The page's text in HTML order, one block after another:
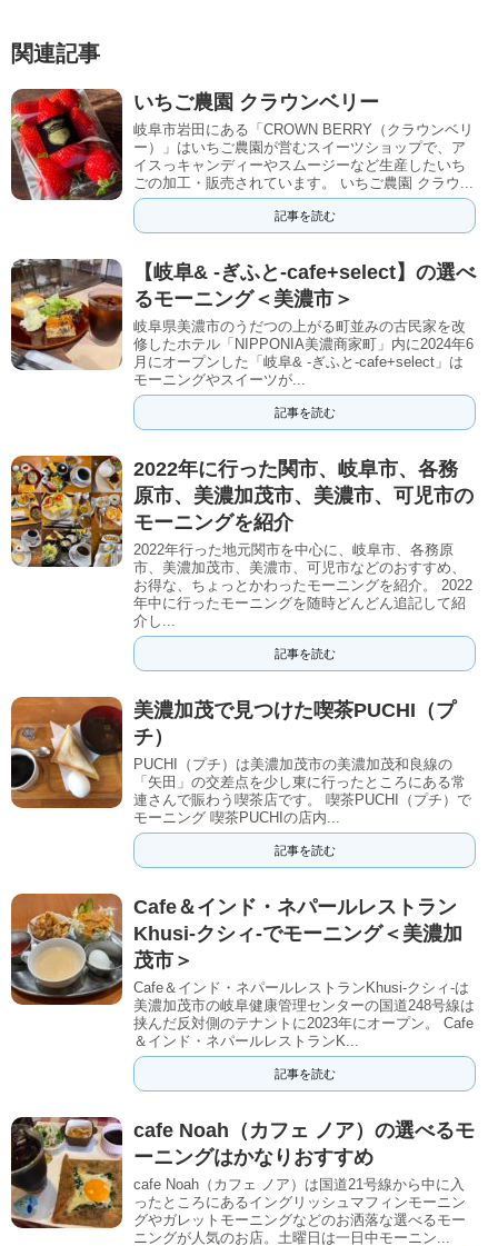
関連記事
いちご農園 クラウンベリー
岐阜市岩田にある「CROWN BERRY（クラウンベリ
ー）」はいちご農園が営むスイーツショップで、ア
イスっキャンディーやスムージーなど生産したいち
ごの加工・販売されています。 いちご農園 クラウ...
記事を読む
【岐阜& -ぎふと-cafe+select】の選べ
るモーニング＜美濃市＞
岐阜県美濃市のうだつの上がる町並みの古民家を改
修したホテル「NIPPONIA美濃商家町」内に2024年6
月にオープンした「岐阜& -ぎふと-cafe+select」は
モーニングやスイーツが...
記事を読む
2022年に行った関市、岐阜市、各務
原市、美濃加茂市、美濃市、可児市の
モーニングを紹介
2022年行った地元関市を中心に、岐阜市、各務原
市、美濃加茂市、美濃市、可児市などのおすすめ、
お得な、ちょっとかわったモーニングを紹介。 2022
年中に行ったモーニングを随時どんどん追記して紹
介し...
記事を読む
美濃加茂で見つけた喫茶PUCHI（プ
チ）
PUCHI（プチ）は美濃加茂市の美濃加茂和良線の
「矢田」の交差点を少し東に行ったところにある常
連さんで賑わう喫茶店です。 喫茶PUCHI（プチ）で
モーニング 喫茶PUCHIの店内...
記事を読む
Cafe＆インド・ネパールレストラン
Khusi-クシィ-でモーニング＜美濃加
茂市＞
Cafe＆インド・ネパールレストランKhusi-クシィ-は
美濃加茂市の岐阜健康管理センターの国道248号線は
挟んだ反対側のテナントに2023年にオープン。 Cafe
＆インド・ネパールレストランK...
記事を読む
cafe Noah（カフェ ノア）の選べるモ
ーニングはかなりおすすめ
cafe Noah（カフェ ノア）は国道21号線から中に入
ったところにあるイングリッシュマフィンモーニン
グやガレットモーニングなどのお洒落な選べるモー
ニングが人気のお店。土曜日は一日中モーニン...